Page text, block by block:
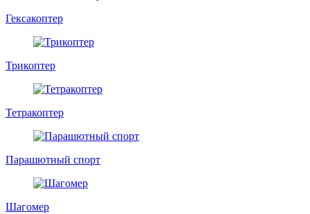
Гексакоптер
Трикоптер
Тетракоптер
Парашютный спорт
Шагомер